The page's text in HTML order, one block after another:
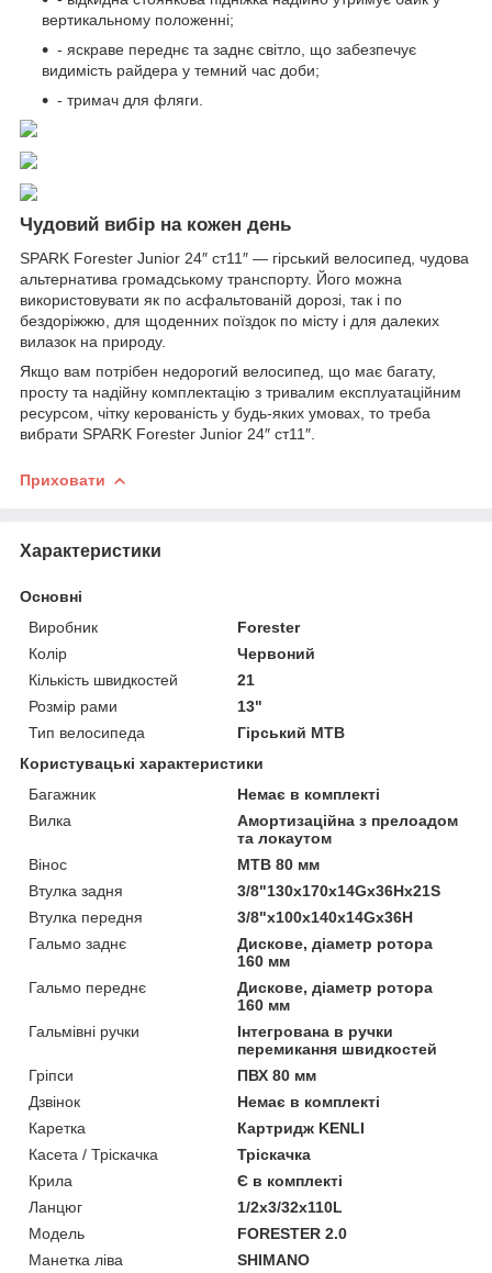
вертикальному положенні;
- яскраве переднє та заднє світло, що забезпечує
видимість райдера у темний час доби;
- тримач для фляги.
Чудовий вибір на кожен день
SPARK Forester Junior 24″ ст11″ — гірський велосипед, чудова
альтернатива громадському транспорту. Його можна
використовувати як по асфальтованій дорозі, так і по
бездоріжжю, для щоденних поїздок по місту і для далеких
вилазок на природу.
Якщо вам потрібен недорогий велосипед, що має багату,
просту та надійну комплектацію з тривалим експлуатаційним
ресурсом, чітку керованість у будь-яких умовах, то треба
вибрати SPARK Forester Junior 24″ ст11″.
Приховати
Характеристики
Основні
Виробник
Forester
Колір
Червоний
Кількість швидкостей
21
Розмір рами
13"
Тип велосипеда
Гірський MTB
Користувацькі характеристики
Багажник
Немає в комплекті
Вилка
Амортизаційна з прелоадом
та локаутом
Вінос
МТВ 80 мм
Втулка задня
3/8"130х170х14Gх36Hх21S
Втулка передня
3/8"х100х140х14Gх36H
Гальмо заднє
Дискове, діаметр ротора
160 мм
Гальмо переднє
Дискове, діаметр ротора
160 мм
Гальмівні ручки
Інтегрована в ручки
перемикання швидкостей
Гріпси
ПВХ 80 мм
Дзвінок
Немає в комплекті
Каретка
Картридж KENLI
Касета / Тріскачка
Тріскачка
Крила
Є в комплекті
Ланцюг
1/2х3/32х110L
Мoдель
FORESTER 2.0
Манетка ліва
SHIMANO